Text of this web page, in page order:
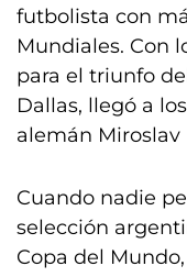
futbolista con
Mundiales. Con
para el triunfo
Dallas, llegó a
alemán Miroslav
Cuando nadie
selección
Copa del